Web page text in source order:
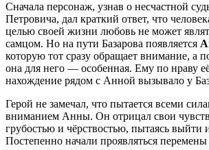
Сначала персонаж, узнав о несчастной
Петровича, дал краткий ответ, что
целью своей жизни любовь не может
самцом. Но на пути Базарова появляется
которую тот сразу обращает внимание, а
она для него — особенная. Ему по нраву
нахождение рядом с Анной вызывало у
Герой не замечал, что пытается всеми
вниманием Анны. Он отрицал свои
грубостью и чёрствостью, пытаясь выйти
Постепенно начали проявляться